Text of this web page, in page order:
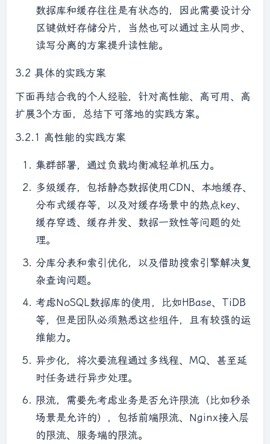
数据库和缓存往往是有状态的，因此需要设计分
区键做好存储分片，当然也可以通过主从同步、
读写分离的方案提升读性能。
3.2 具体的实践方案
下面再结合我的个人经验，针对高性能、高可用、高
扩展3个方面，总结下可落地的实践方案。
3.2.1 高性能的实践方案
集群部署，通过负载均衡减轻单机压力。
多级缓存，包括静态数据使用CDN、本地缓存、
分布式缓存等，以及对缓存场景中的热点key、
缓存穿透、缓存并发、数据一致性等问题的处
理。
分库分表和索引优化，以及借助搜索引擎解决复
杂查询问题。
考虑NoSQL数据库的使用，比如HBase、TiDB
等，但是团队必须熟悉这些组件，且有较强的运
维能力。
异步化，将次要流程通过多线程、MQ、甚至延
时任务进行异步处理。
限流，需要先考虑业务是否允许限流（比如秒杀
场景是允许的），包括前端限流、Nginx接入层
的限流、服务端的限流。